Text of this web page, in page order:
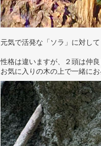
元気で活発な「ソラ」に対し
性格は違いますが、２頭は仲良
お気に入りの木の上で一緒に